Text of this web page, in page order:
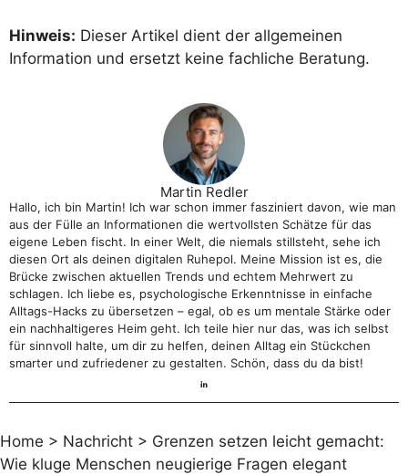
Hinweis: Dieser Artikel dient der allgemeinen
Information und ersetzt keine fachliche Beratung.
Martin Redler
Hallo, ich bin Martin! Ich war schon immer fasziniert davon, wie man
aus der Fülle an Informationen die wertvollsten Schätze für das
eigene Leben fischt. In einer Welt, die niemals stillsteht, sehe ich
diesen Ort als deinen digitalen Ruhepol. Meine Mission ist es, die
Brücke zwischen aktuellen Trends und echtem Mehrwert zu
schlagen. Ich liebe es, psychologische Erkenntnisse in einfache
Alltags-Hacks zu übersetzen – egal, ob es um mentale Stärke oder
ein nachhaltigeres Heim geht. Ich teile hier nur das, was ich selbst
für sinnvoll halte, um dir zu helfen, deinen Alltag ein Stückchen
smarter und zufriedener zu gestalten. Schön, dass du da bist!
Home > Nachricht > Grenzen setzen leicht gemacht:
Wie kluge Menschen neugierige Fragen elegant